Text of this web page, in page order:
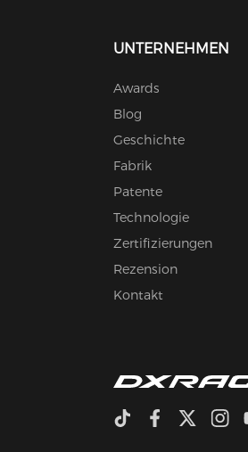
UNTERNEHMEN
Awards
Blog
Geschichte
Fabrik
Patente
Technologie
Zertifizierungen
Rezension
Kontakt